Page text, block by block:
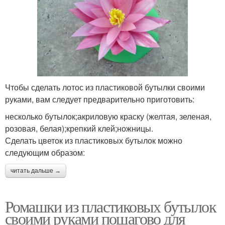
Чтобы сделать лотос из пластиковой бутылки своими
руками, вам следует предварительно приготовить:
несколько бутылок;акриловую краску (желтая, зеленая,
розовая, белая);крепкий клей;ножницы.
Сделать цветок из пластиковых бутылок можно
следующим образом:
читать дальше →
Ромашки из пластиковых бутылок
своими руками пошагово для